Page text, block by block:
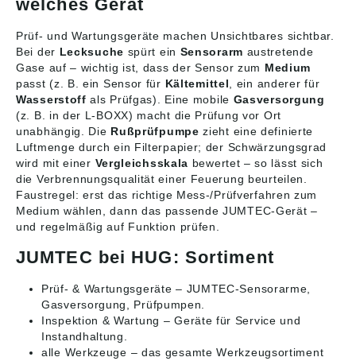
welches Gerät
Prüf- und Wartungsgeräte machen Unsichtbares sichtbar.
Bei der Lecksuche spürt ein Sensorarm austretende
Gase auf – wichtig ist, dass der Sensor zum Medium
passt (z. B. ein Sensor für Kältemittel , ein anderer für
Wasserstoff als Prüfgas). Eine mobile Gasversorgung
(z. B. in der L-BOXX) macht die Prüfung vor Ort
unabhängig. Die Rußprüfpumpe zieht eine definierte
Luftmenge durch ein Filterpapier; der Schwärzungsgrad
wird mit einer Vergleichsskala bewertet – so lässt sich
die Verbrennungsqualität einer Feuerung beurteilen.
Faustregel: erst das richtige Mess-/Prüfverfahren zum
Medium wählen, dann das passende JUMTEC-Gerät –
und regelmäßig auf Funktion prüfen.
JUMTEC bei HUG: Sortiment
Prüf- & Wartungsgeräte – JUMTEC-Sensorarme,
Gasversorgung, Prüfpumpen.
Inspektion & Wartung – Geräte für Service und
Instandhaltung.
alle Werkzeuge – das gesamte Werkzeugsortiment